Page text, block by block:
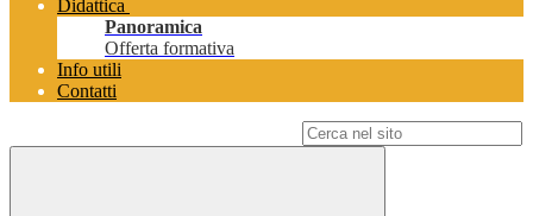
Didattica
Panoramica
Offerta formativa
Info utili
Contatti